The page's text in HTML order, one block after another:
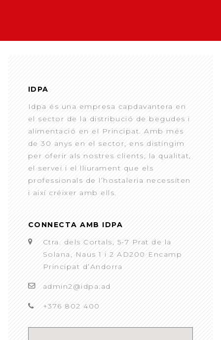
IDPA
Idpa és una empresa capdavantera en
el sector de la distribució de begudes i
alimentació en el Principat. Amb més
de 30 anys en el sector, ens distingim
per oferir als nostres clients, la qualitat,
el servei i el lliurament que els
professionals de l’hostaleria necessiten
i així créixer amb ells.
CONNECTA AMB IDPA
Ctra. dels Cortals, 5-7 Prat de la
Solana, Naus 1 i 2 AD200 Encamp
Principat d’Andorra
admin2@idpa.ad
+376 802 400